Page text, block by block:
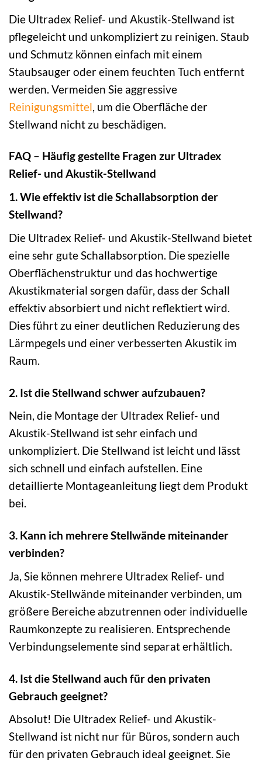
Die Ultradex Relief- und Akustik-Stellwand ist
pflegeleicht und unkompliziert zu reinigen. Staub
und Schmutz können einfach mit einem
Staubsauger oder einem feuchten Tuch entfernt
werden. Vermeiden Sie aggressive
Reinigungsmittel , um die Oberfläche der
Stellwand nicht zu beschädigen.
FAQ – Häufig gestellte Fragen zur Ultradex
Relief- und Akustik-Stellwand
1. Wie effektiv ist die Schallabsorption der
Stellwand?
Die Ultradex Relief- und Akustik-Stellwand bietet
eine sehr gute Schallabsorption. Die spezielle
Oberflächenstruktur und das hochwertige
Akustikmaterial sorgen dafür, dass der Schall
effektiv absorbiert und nicht reflektiert wird.
Dies führt zu einer deutlichen Reduzierung des
Lärmpegels und einer verbesserten Akustik im
Raum.
2. Ist die Stellwand schwer aufzubauen?
Nein, die Montage der Ultradex Relief- und
Akustik-Stellwand ist sehr einfach und
unkompliziert. Die Stellwand ist leicht und lässt
sich schnell und einfach aufstellen. Eine
detaillierte Montageanleitung liegt dem Produkt
bei.
3. Kann ich mehrere Stellwände miteinander
verbinden?
Ja, Sie können mehrere Ultradex Relief- und
Akustik-Stellwände miteinander verbinden, um
größere Bereiche abzutrennen oder individuelle
Raumkonzepte zu realisieren. Entsprechende
Verbindungselemente sind separat erhältlich.
4. Ist die Stellwand auch für den privaten
Gebrauch geeignet?
Absolut! Die Ultradex Relief- und Akustik-
Stellwand ist nicht nur für Büros, sondern auch
für den privaten Gebrauch ideal geeignet. Sie